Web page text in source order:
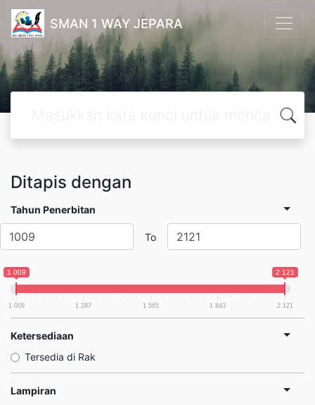
SMAN 1 WAY JEPARA
Ditapis dengan
Tahun Penerbitan
To
1 009 2 121
1 009 1 287 1 565 1 843 2 121
Ketersediaan
Tersedia di Rak
Lampiran